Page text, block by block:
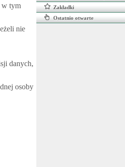
w tym
nie
danych,
osoby
Zakładki
Ostatnio otwarte